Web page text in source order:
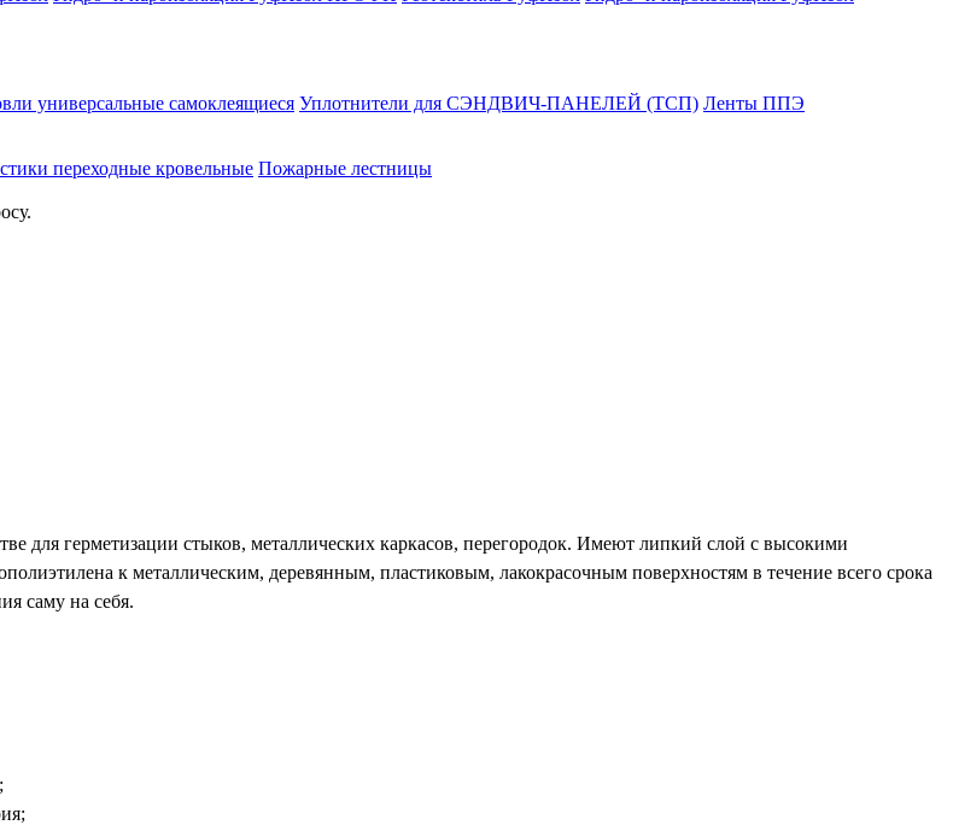
универсальные самоклеящиеся Уплотнители для СЭНДВИЧ-ПАНЕЛЕЙ (ТСП) Ленты ППЭ
переходные кровельные Пожарные лестницы
для герметизации стыков, металлических каркасов, перегородок. Имеют липкий слой с высокими
к металлическим, деревянным, пластиковым, лакокрасочным поверхностям в течение всего срока
саму на себя.